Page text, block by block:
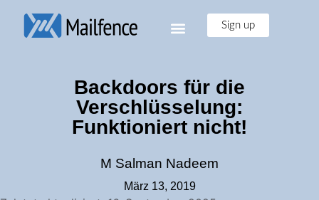
Sign up
Backdoors für die
Verschlüsselung:
Funktioniert nicht!
M Salman Nadeem
März 13, 2019